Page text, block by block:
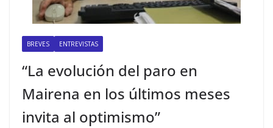
BREVES ENTREVISTAS
“La evolución del paro en
Mairena en los últimos meses
invita al optimismo”